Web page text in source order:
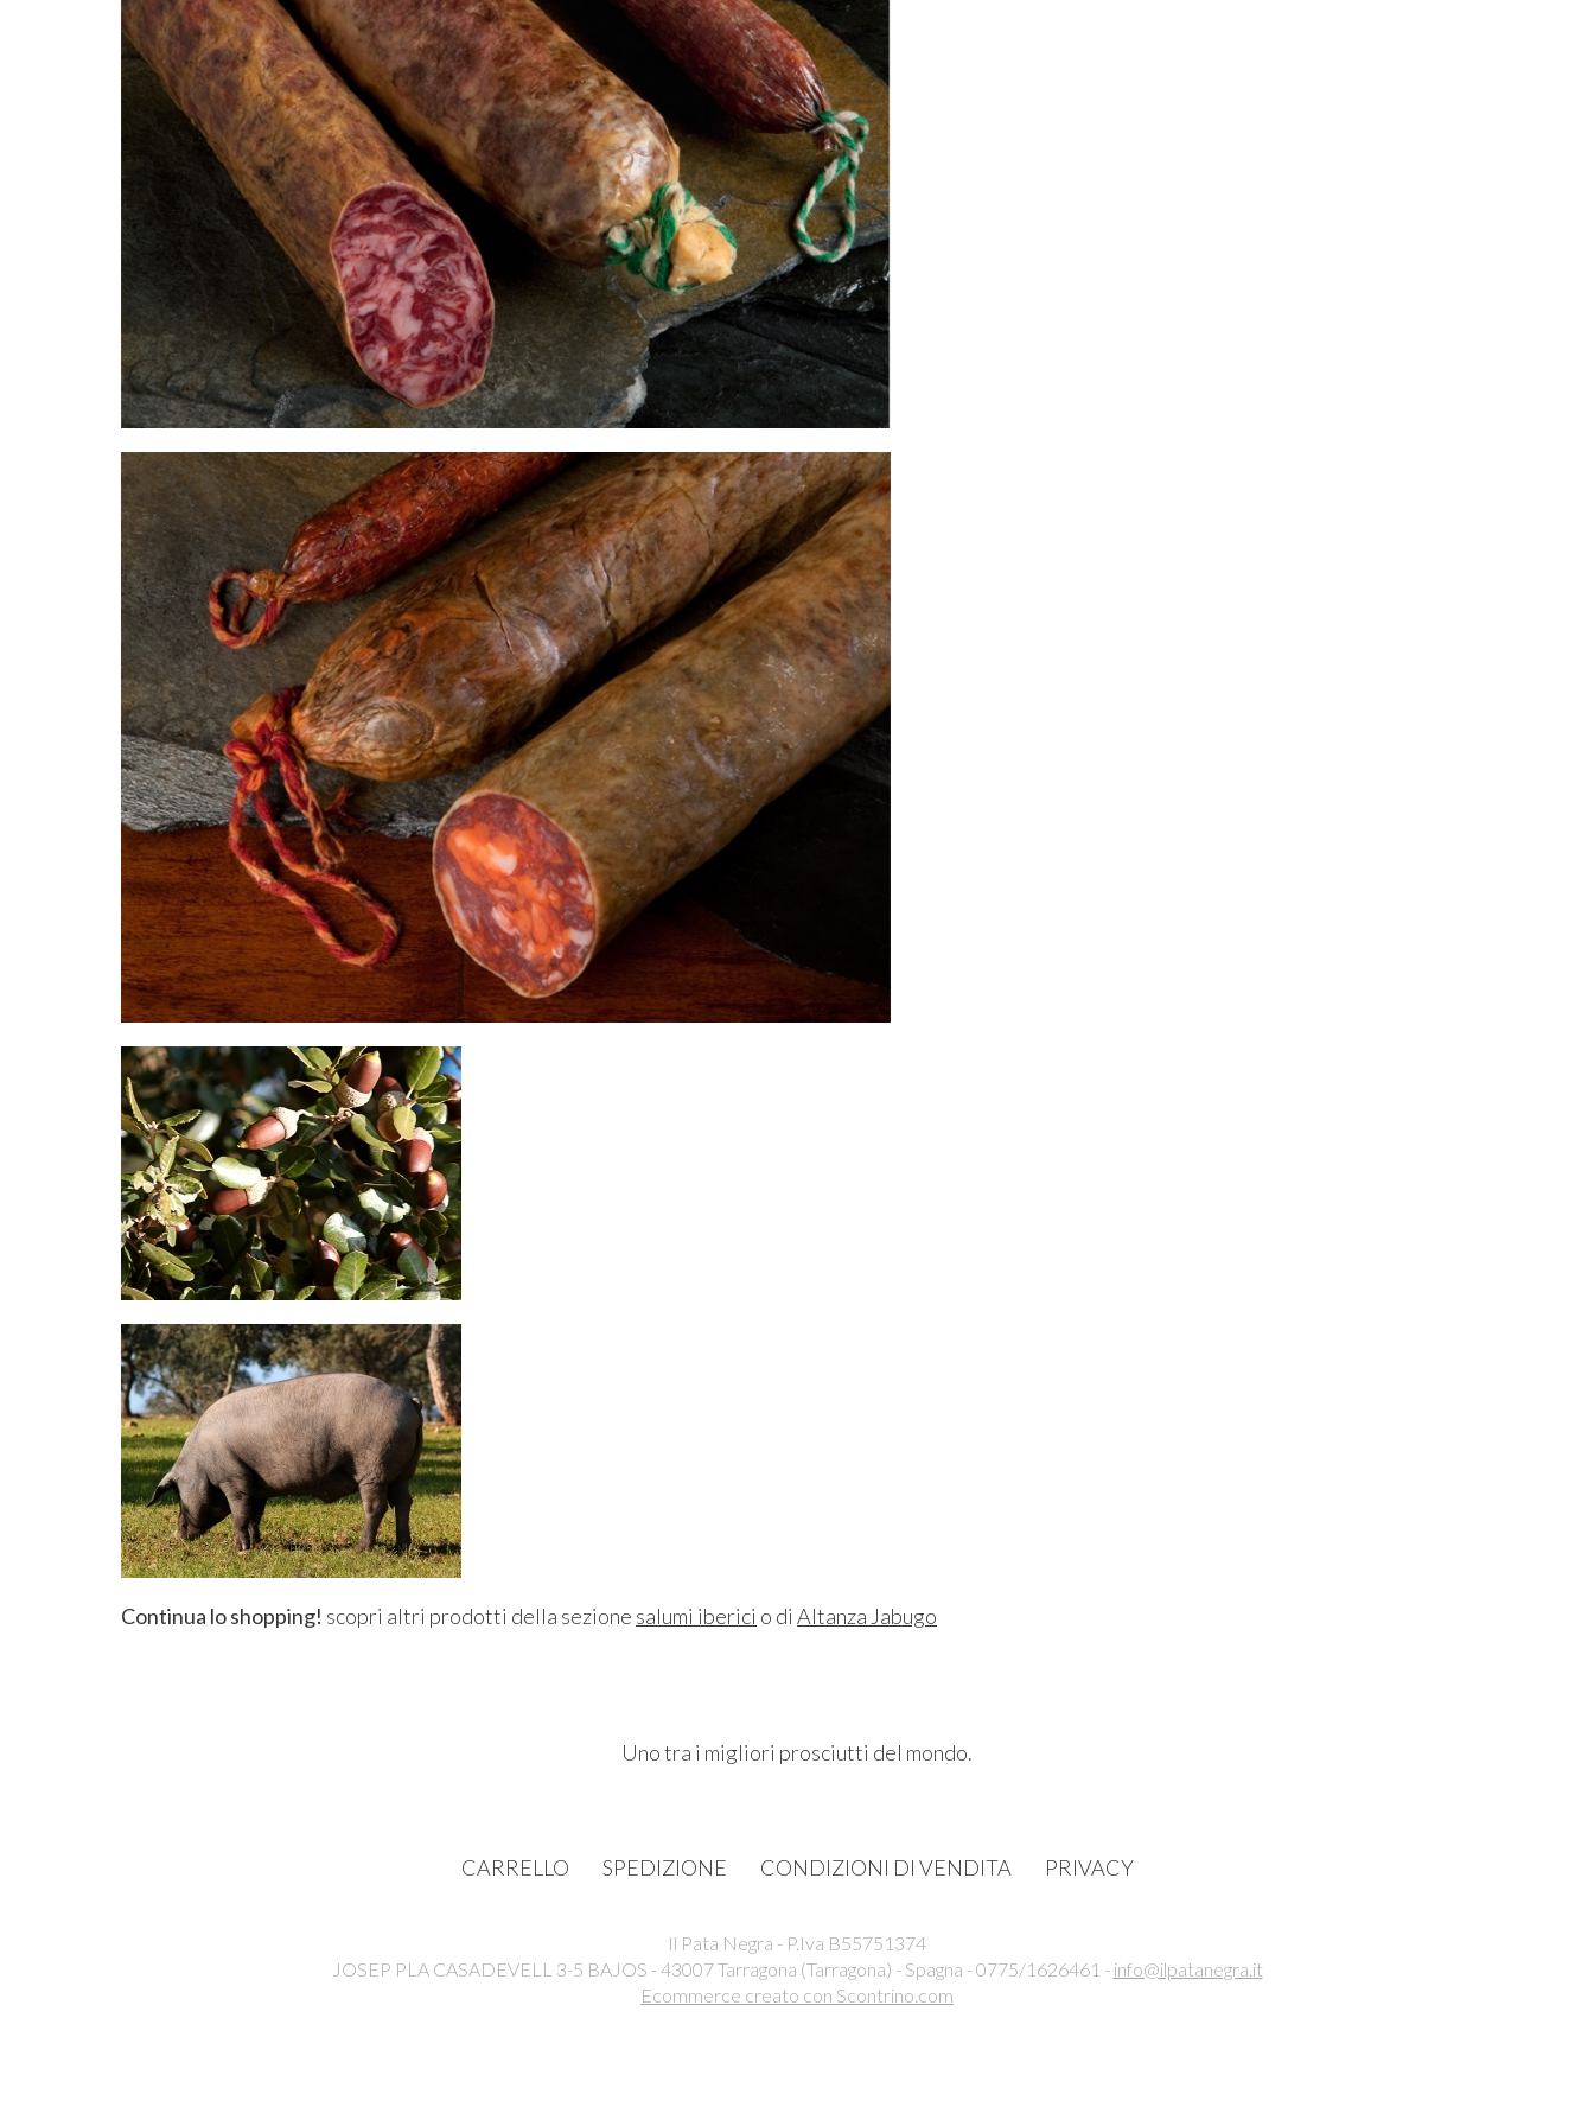
Continua lo shopping! scopri altri prodotti della sezione salumi iberici o di Altanza Jabugo
Uno tra i migliori prosciutti del mondo.
CARRELLO SPEDIZIONE CONDIZIONI DI VENDITA PRIVACY
Il Pata Negra - P.Iva B55751374
JOSEP PLA CASADEVELL 3-5 BAJOS - 43007 Tarragona (Tarragona) - Spagna - 0775/1626461 - info@ilpatanegra.it
Ecommerce creato con Scontrino.com